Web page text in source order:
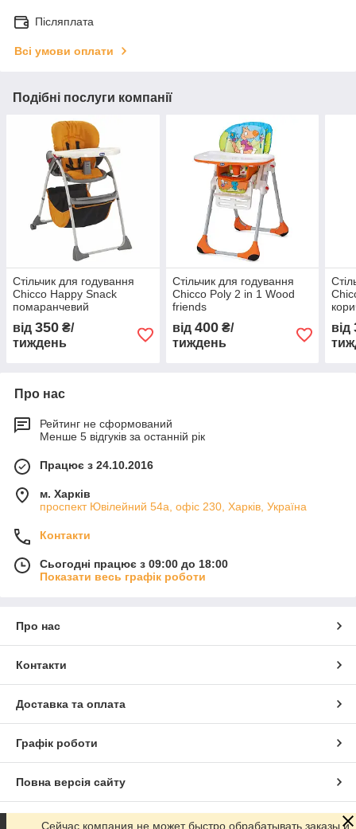
Післяплата
Всі умови оплати
Подібні послуги компанії
Стільчик для годування
Chicco Happy Snack
помаранчевий
від 350 ₴/
тиждень
Стільчик для годування
Chicco Poly 2 in 1 Wood
friends
від 400₴/
тиждень
від
Про нас
Рейтинг не сформований
Менше 5 відгуків за останній рік
Працює з 24.10.2016
м. Харків
проспект Ювілейний 54а, офіс 230, Харків, Україна
Контакти
Сьогодні працює з 09:00 до 18:00
Показати весь графік роботи
Про нас
Контакти
Доставка та оплата
Графік роботи
Повна версія сайту
Сайт створено на маркетплейсі Prom.ua
Сейчас компания не может быстро обрабатывать заказы и